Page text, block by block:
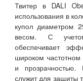
Твитер в DALI
использования в
купол диаметром
весом. С
обеспечивает
широком
и прозрачностью.
служит для защиты